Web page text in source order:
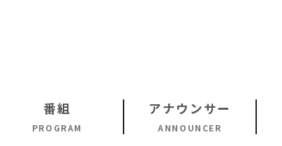
番組
PROGRAM
アナウンサー
ANNOUNCER